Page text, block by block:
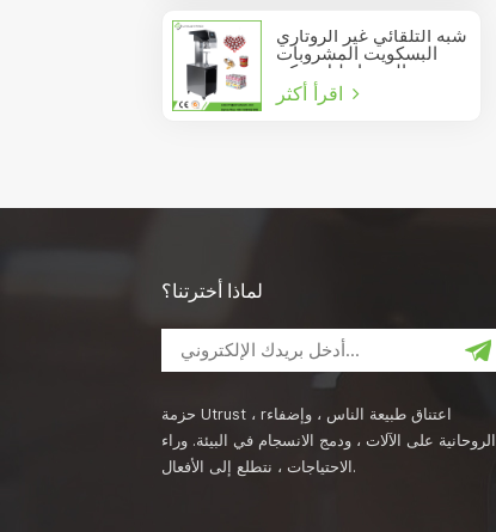
شبه التلقائي غير الروتاري
البسكويت المشروبات
عصير الصودا دليل يمكن
السدادة
لماذا أخترتنا؟
حزمة Utrust ، rاعتناق طبيعة الناس ، وإضفاء
الروحانية على الآلات ، ودمج الانسجام في البيئة. وراء
الاحتياجات ، نتطلع إلى الأفعال.